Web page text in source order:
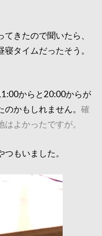
きたので聞いたら、
タイムだったそう。
からと20:00からが
のかもしれません。確
よかったですが。
もいました。